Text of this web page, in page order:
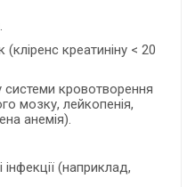
креатиніну < 20
кровотворення
мозку, лейкопенія,
анемія).
(наприклад,